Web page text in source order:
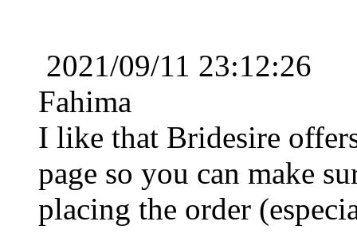
Trapèze Satin Longueur mol...
€82.79
Trapèze Col en V Longueur ...
A-line Col carré Longueur ...
€78.19
2021/09/11 23:12:26
Fahima
I like that Bridesire
page so you can make
placing the order